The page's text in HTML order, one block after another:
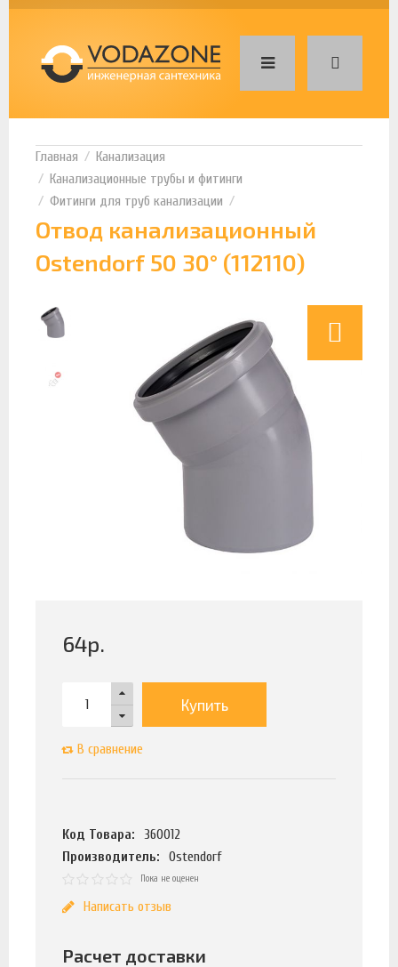
Канализация
Канализационные трубы и фитинги
Фитинги для труб канализации
Отвод канализационный
Ostendorf 50 30° (112110)
64р.
Купить
В сравнение
Код Товара:
360012
Производитель:
Ostendorf
Пока не оценен
Написать отзыв
Расчет доставки